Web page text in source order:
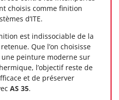
choisis comme finition
d’ITE.
est indissociable de la
Que l’on choisisse
peinture moderne sur
l’objectif reste de
et de préserver
AS 35.